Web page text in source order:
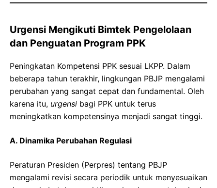
Urgensi Mengikuti Bimtek Pengelolaan
dan Penguatan Program PPK
Peningkatan Kompetensi PPK sesuai LKPP. Dalam
beberapa tahun terakhir, lingkungan PBJP mengalami
perubahan yang sangat cepat dan fundamental. Oleh
karena itu, urgensi bagi PPK untuk terus
meningkatkan kompetensinya menjadi sangat tinggi.
A. Dinamika Perubahan Regulasi
Peraturan Presiden (Perpres) tentang PBJP
mengalami revisi secara periodik untuk menyesuaikan